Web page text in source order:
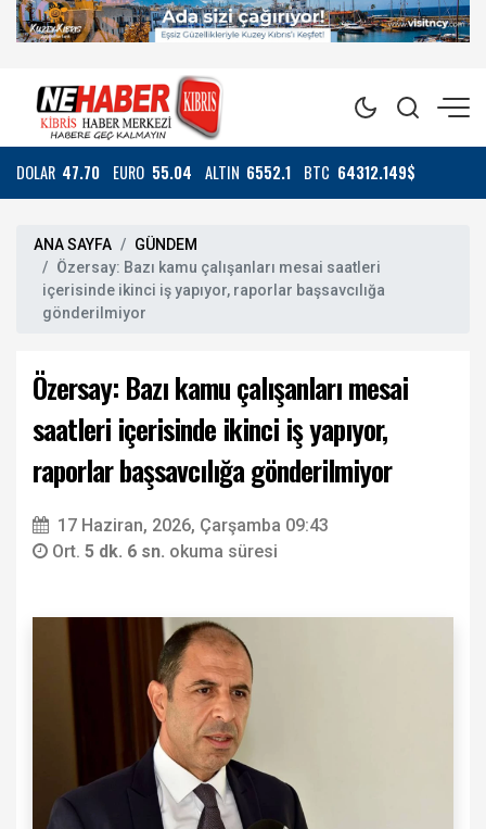
DOLAR 47.70 EURO 55.04 ALTIN 6552.1 BTC 64312.149$
ANA SAYFA
GÜNDEM
Özersay: Bazı kamu çalışanları mesai saatleri
içerisinde ikinci iş yapıyor, raporlar başsavcılığa
gönderilmiyor
Özersay: Bazı kamu çalışanları mesai
saatleri içerisinde ikinci iş yapıyor,
raporlar başsavcılığa gönderilmiyor
17 Haziran, 2026, Çarşamba 09:43
Ort. 5 dk. 6 sn. okuma süresi